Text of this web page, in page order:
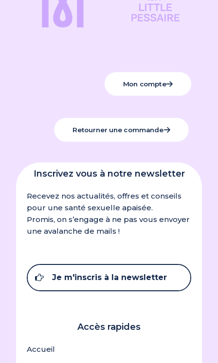
Mon compte
Retourner une commande
Inscrivez vous à notre newsletter
Recevez nos actualités, offres et conseils
pour une santé sexuelle apaisée.
Promis, on s’engage à ne pas vous envoyer
une avalanche de mails !
Je m'inscris à la newsletter
Accès rapides
Accueil